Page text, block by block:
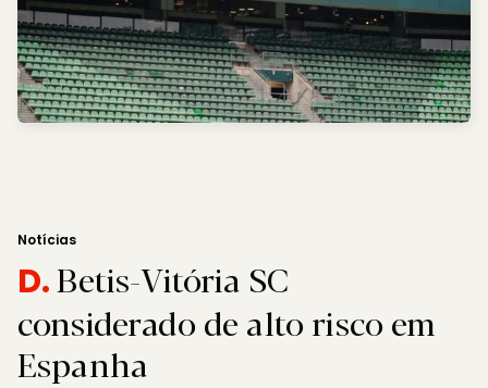
Notícias
D.Betis-Vitória SC
considerado de alto risco em
Espanha